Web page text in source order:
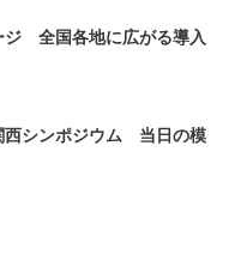
ジ 全国各地に広がる導入
西シンポジウム 当日の模